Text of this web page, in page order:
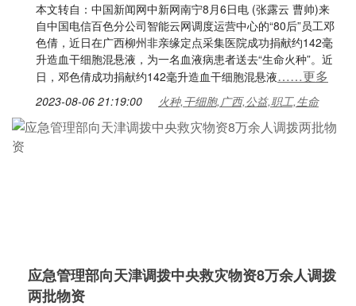
本文转自：中国新闻网中新网南宁8月6日电 (张露云 曹帅)来
自中国电信百色分公司智能云网调度运营中心的“80后”员工邓
色倩，近日在广西柳州非亲缘定点采集医院成功捐献约142毫
升造血干细胞混悬液，为一名血液病患者送去“生命火种”。近
日，邓色倩成功捐献约142毫升造血干细胞混悬液……更多
2023-08-06 21:19:00 火种,干细胞,广西,公益,职工,生命
应急管理部向天津调拨中央救灾物资8万余人调拨
两批物资